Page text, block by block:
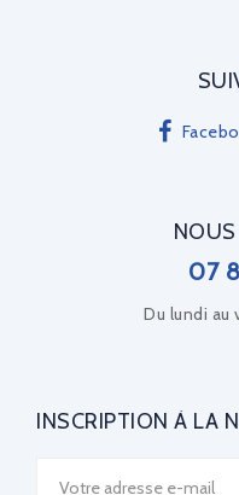
07
Du lundi au
INSCRIPTION À LA